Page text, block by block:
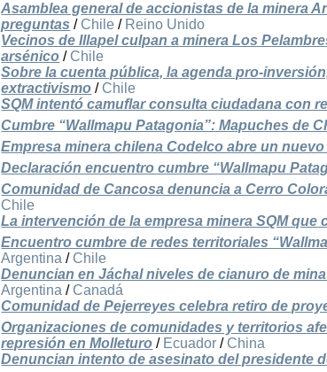
Asamblea general de accionistas de la minera
preguntas / Chile / Reino Unido
Vecinos de Illapel culpan a minera Los
arsénico / Chile
Sobre la cuenta pública, la agenda pro-
extractivismo / Chile
SQM intentó camuflar consulta ciudadana con
Cumbre “Wallmapu Patagonia”: Mapuches de
Empresa minera chilena Codelco abre un
Declaración encuentro cumbre “Wallmapu
Comunidad de Cancosa denuncia a Cerro
Chile
La intervención de la empresa minera SQM que
Encuentro cumbre de redes territoriales
Argentina / Chile
Denuncian en Jáchal niveles de cianuro de
Argentina / Canadá
Comunidad de Pejerreyes celebra retiro de
Organizaciones de comunidades y territorios
represión en Molleturo / Ecuador / China
Denuncian intento de asesinato del presidente